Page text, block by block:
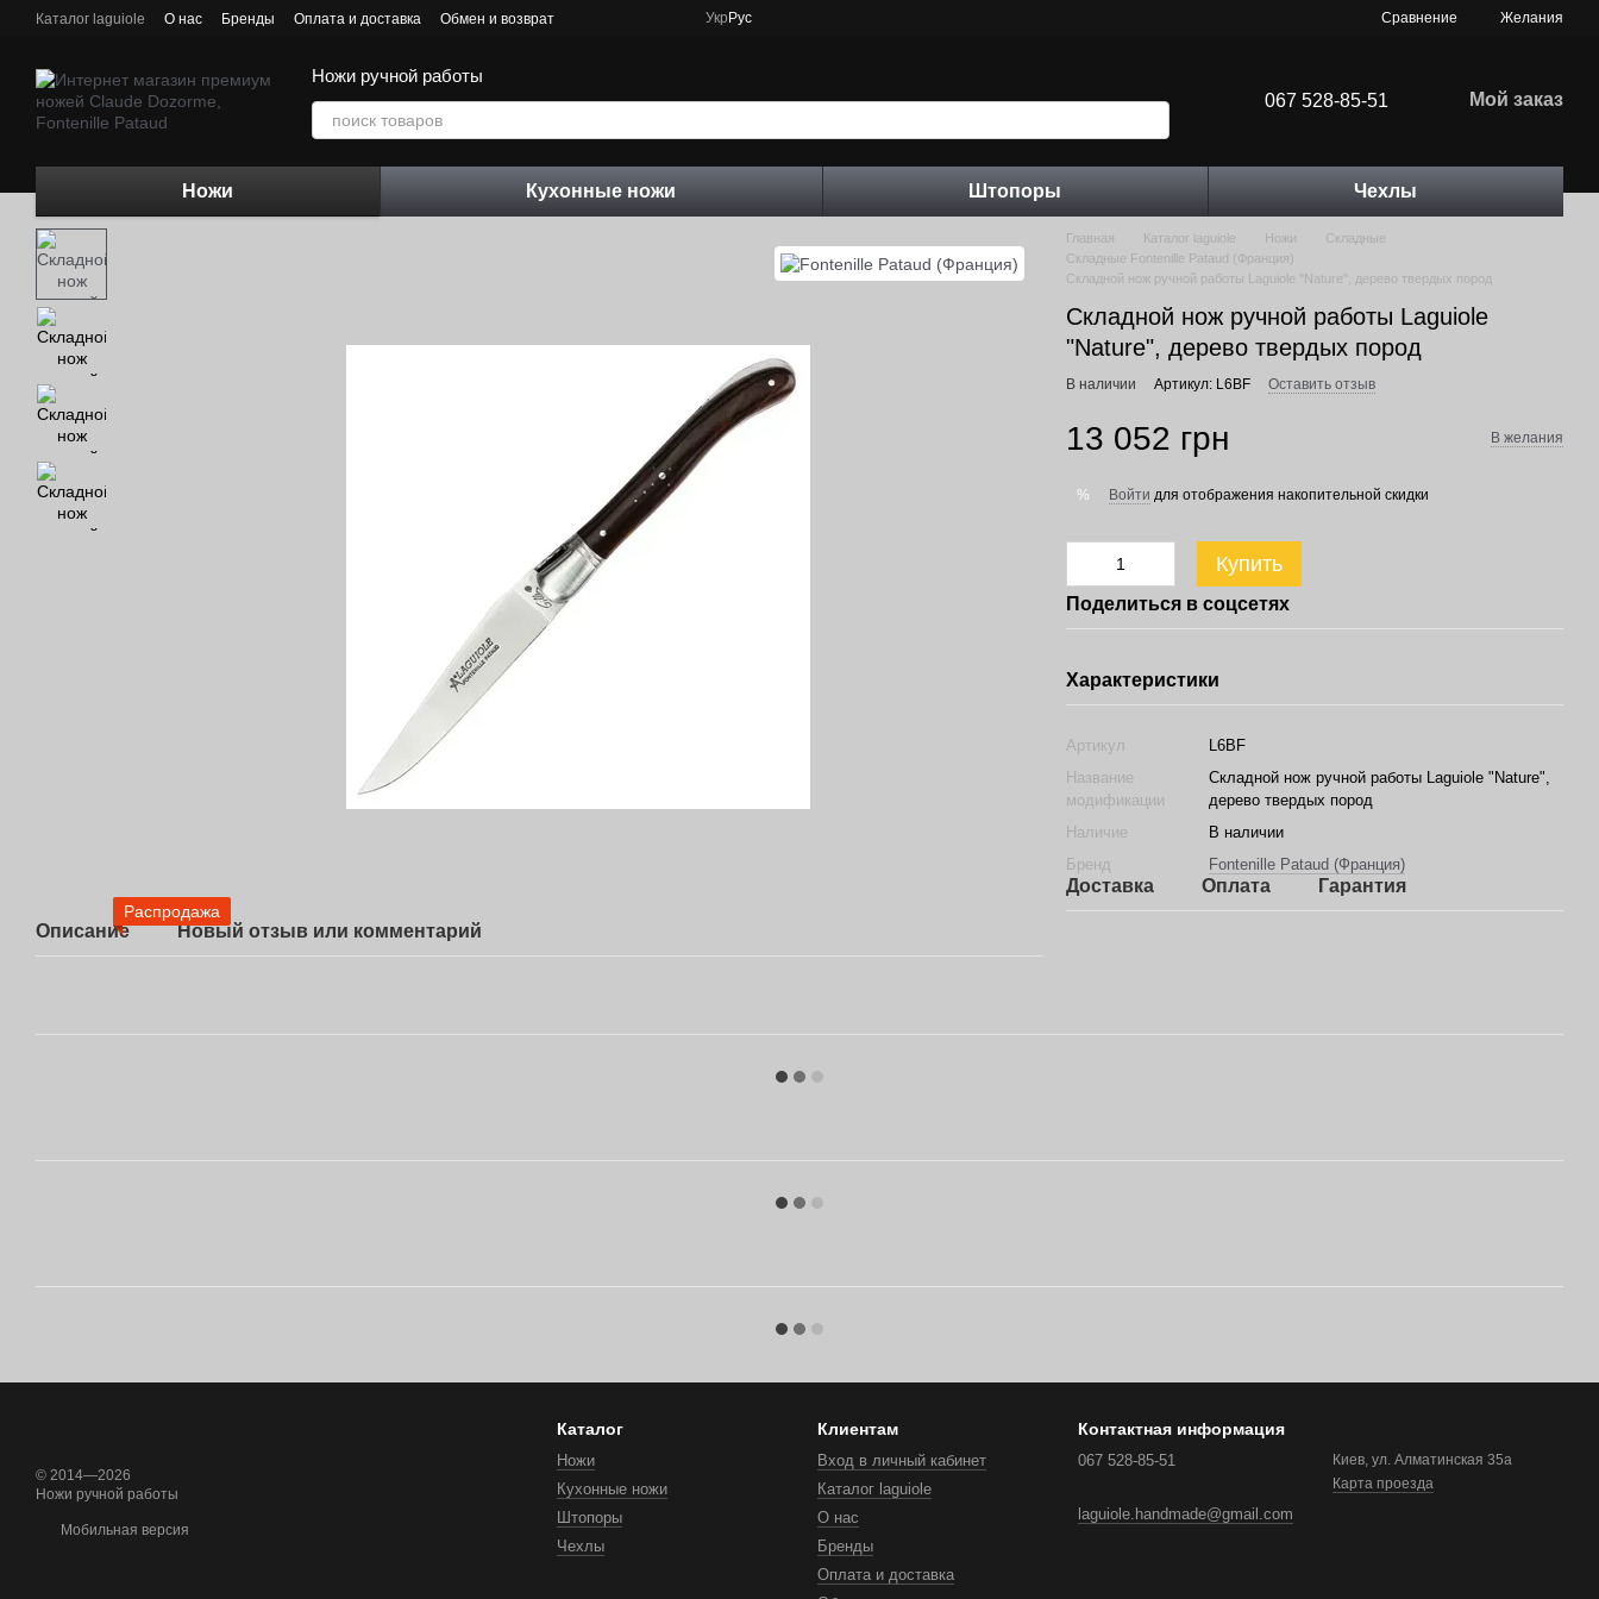
Перейти к основному контенту
Каталог laguiole О нас Бренды Оплата и доставка
Обмен и возврат
Укр Рус Сравнение Желания
Ножи ручной работы
067 528-85-51
Мой заказ
Ножи Кухонные ножи Штопоры Чехлы
Распродажа
Описание Новый отзыв или комментарий
Главная Каталог laguiole Ножи
Складные
Складные Fontenille Pataud (Франция)
Складной нож ручной работы Laguiole "Nature", дерево твердых пород
Складной нож ручной работы Laguiole
"Nature", дерево твердых пород
В наличии Артикул: L6BF Оставить отзыв
13 052 грн В желания
% Войти для отображения накопительной скидки
Купить
Поделиться в соцсетях
Характеристики
Артикул
L6BF
Название
модификации
Складной нож ручной работы Laguiole "Nature",
дерево твердых пород
Наличие
В наличии
Бренд
Fontenille Pataud (Франция)
Доставка Оплата Гарантия
© 2014—2026
Ножи ручной работы
Мобильная версия
Каталог
Ножи
Кухонные ножи
Штопоры
Чехлы
Клиентам
Вход в личный кабинет
Каталог laguiole
О нас
Бренды
Оплата и доставка
Контактная информация
067 528-85-51
laguiole.handmade@gmail.com
Киев, ул. Алматинская 35а
Карта проезда